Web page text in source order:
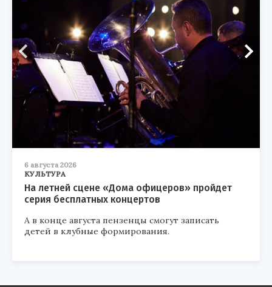
6 августа 2026
КУЛЬТУРА
На летней сцене «Дома офицеров» пройдет
серия бесплатных концертов
А в конце августа пензенцы смогут записать
детей в клубные формирования.